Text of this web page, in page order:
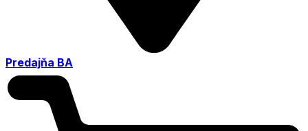
Predajňa BA